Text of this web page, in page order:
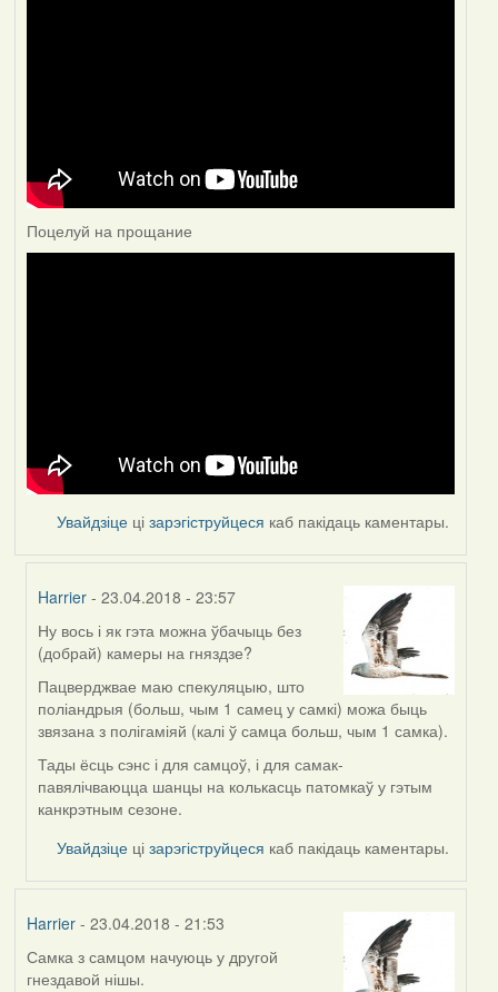
Поцелуй на прощание
Увайдзіце цізарэгіструйцеся каб пакідаць каментары.
Harrier - 23.04.2018 - 23:57
In
reply
to
by
Feather
Ну вось і як гэта можна ўбачыць без
(добрай) камеры на гняздзе?
Пацверджвае маю спекуляцыю, што
поліандрыя (больш, чым 1 самец у самкі) можа быць
звязана з полігаміяй (калі ў самца больш, чым 1 самка).
Тады ёсць сэнс і для самцоў, і для самак-
павялічваюцца шанцы на колькасць патомкаў у гэтым
канкрэтным сезоне.
Увайдзіце цізарэгіструйцеся каб пакідаць каментары.
Harrier- 23.04.2018 - 21:53
Самка з самцом начуюць у другой
гнездавой нішы.